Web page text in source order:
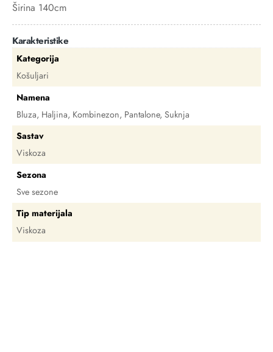
Širina 140cm
Karakteristike
Kategorija
Košuljari
Namena
Bluza, Haljina, Kombinezon, Pantalone, Suknja
Sastav
Viskoza
Sezona
Sve sezone
Tip materijala
Viskoza